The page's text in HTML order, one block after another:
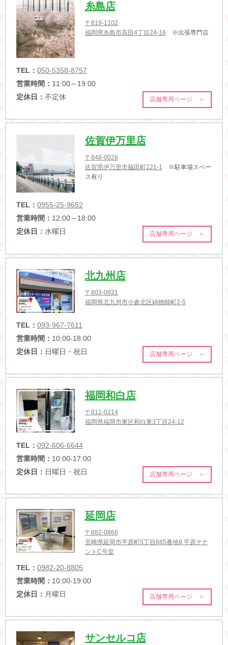
糸島店
〒819-1102
福岡県糸島市高田4丁目24-16 ※出張専門店
TEL： 050-5358-8757
営業時間： 11:00～19:00
定休日： 不定休 店舗専用ページ ＞
佐賀伊万里店
〒848-0028
佐賀県伊万里市脇田町221-1 ※駐車場スペー
ス有り
TEL： 0955-25-9652
営業時間： 12:00～18:00
定休日： 水曜日 店舗専用ページ ＞
北九州店
〒803-0821
福岡県北九州市小倉北区鋳物師町2-5
TEL： 093-967-7611
営業時間： 10:00-18:00
定休日： 日曜日・祝日 店舗専用ページ ＞
福岡和白店
〒811-0214
福岡県福岡市東区和白東3丁目24-12
TEL： 092-606-6644
営業時間： 10:00-17:00
定休日： 日曜日・祝日 店舗専用ページ ＞
延岡店
〒882-0866
宮崎県延岡市平原町5丁目685番地9 平原テナ
ントC号室
TEL： 0982-20-8805
営業時間： 10:00-19:00
定休日： 月曜日 店舗専用ページ ＞
サンセルコ店